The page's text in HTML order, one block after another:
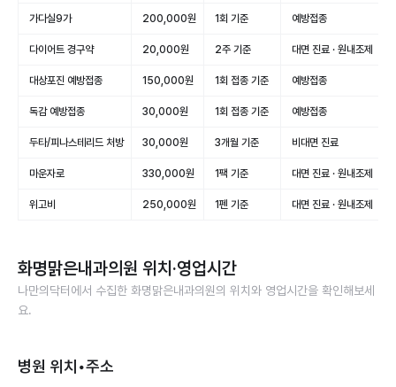
가다실9가 200,000원 1회 기준 예방접종
다이어트 경구약 20,000원 2주 기준 대면 진료 · 원내조제
대상포진 예방접종 150,000원 1회 접종 기준 예방접종
독감 예방접종 30,000원 1회 접종 기준 예방접종
두타/피나스테리드 처방 30,000원 3개월 기준 비대면 진료
마운자로 330,000원 1팩 기준 대면 진료 · 원내조제
위고비 250,000원 1펜 기준 대면 진료 · 원내조제
화명맑은내과의원 위치·영업시간
나만의닥터에서 수집한 화명맑은내과의원의 위치와 영업시간을 확인해보세
요.
병원 위치•주소